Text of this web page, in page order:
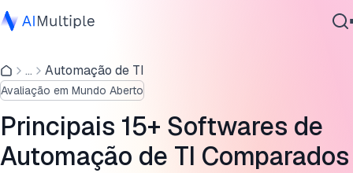
IA Agêntica
Segurança cibernética
Dados
Software Empresarial
Serviços
... Automação de TI
Avaliação em Mundo Aberto
Principais 15+ Softwares de
Automação de TI Comparados
Quais são os diferentes tipos de automação de TI?
Perguntas frequentes